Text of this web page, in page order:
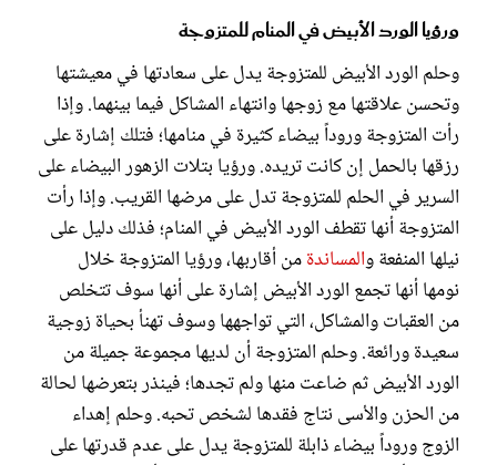
ورؤيا الورد الأبيض في المنام للمتزوجة
وحلم الورد الأبيض للمتزوجة يدل على سعادتها في معيشتها
وتحسن علاقتها مع زوجها وانتهاء المشاكل فيما بينهما. وإذا
رأت المتزوجة وروداً بيضاء كثيرة في منامها؛ فتلك إشارة على
رزقها بالحمل إن كانت تريده. ورؤيا بتلات الزهور البيضاء على
السرير في الحلم للمتزوجة تدل على مرضها القريب. وإذا رأت
المتزوجة أنها تقطف الورد الأبيض في المنام؛ فذلك دليل على
نيلها المنفعة والمساندةمن أقاربها، ورؤيا المتزوجة خلال
نومها أنها تجمع الورد الأبيض إشارة على أنها سوف تتخلص
من العقبات والمشاكل، التي تواجهها وسوف تهنأ بحياة زوجية
سعيدة ورائعة. وحلم المتزوجة أن لديها مجموعة جميلة من
الورد الأبيض ثم ضاعت منها ولم تجدها؛ فينذر بتعرضها لحالة
من الحزن والأسى نتاج فقدها لشخص تحبه. وحلم إهداء
الزوج وروداً بيضاء ذابلة للمتزوجة يدل على عدم قدرتها على